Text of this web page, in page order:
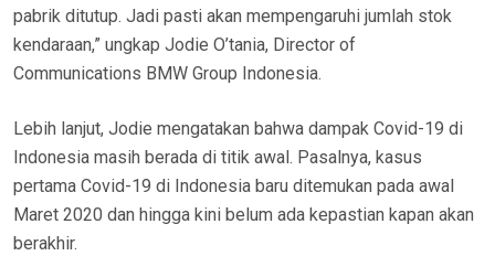
pabrik ditutup. Jadi pasti akan mempengaruhi jumlah stok
kendaraan,” ungkap Jodie O’tania, Director of
Communications BMW Group Indonesia.
Lebih lanjut, Jodie mengatakan bahwa dampak Covid-19 di
Indonesia masih berada di titik awal. Pasalnya, kasus
pertama Covid-19 di Indonesia baru ditemukan pada awal
Maret 2020 dan hingga kini belum ada kepastian kapan akan
berakhir.